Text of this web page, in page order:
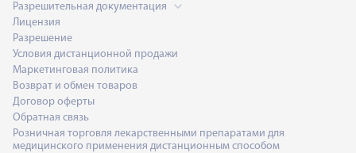
Разрешительная документация
Лицензия
Разрешение
Условия дистанционной продажи
Маркетинговая политика
Возврат и обмен товаров
Договор оферты
Обратная связь
Розничная торговля лекарственными препаратами для
медицинского применения дистанционным способом